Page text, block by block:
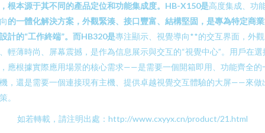
根本源于其不同的產品定位和功能集成度。HB-X150是高度集成、功
的一體化解決方案，外觀緊湊、接口豐富、結構堅固，是專為特定商
計的“工作終端”。而HB320是專注顯示、視覺導向**的交互界面，外
輕薄時尚、屏幕震撼，是作為信息展示與交互的“視覺中心”。用戶在選
應根據實際應用場景的核心需求——是需要一個開箱即用、功能齊全的
，還是需要一個連接現有主機、提供卓越視覺交互體驗的大屏——來做
。
如若轉載，請注明出處：http://www.cxyyx.cn/product/21.html